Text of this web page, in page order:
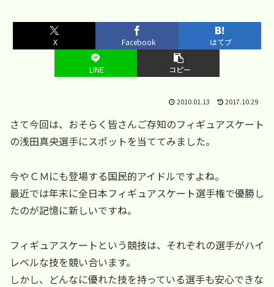
X Facebook はてブ
LINE コピー
2010.01.13 2017.10.29
さて今回は、おそらく皆さんご存知のフィギュアスケート
の浅田真央選手にスポットを当ててみました。
今やＣＭにも登場する国民的アイドルですよね。
最近では年末に全日本フィギュアスケート選手権で優勝し
たのが記憶に新しいですね。
フィギュアスケートという競技は、それぞれの選手がハイ
レベルな技を競い合います。
しかし、どんなに優れた技を持っている選手も安心できな